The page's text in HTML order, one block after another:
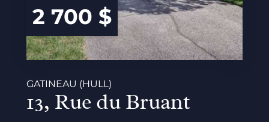
2 700 $
GATINEAU (HULL)
13, Rue du Bruant